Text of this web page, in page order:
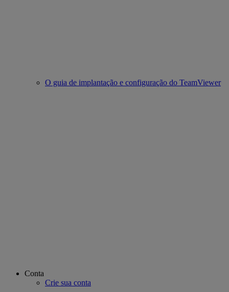
O guia de implantação e configuração do TeamViewer
Conta
Crie sua conta